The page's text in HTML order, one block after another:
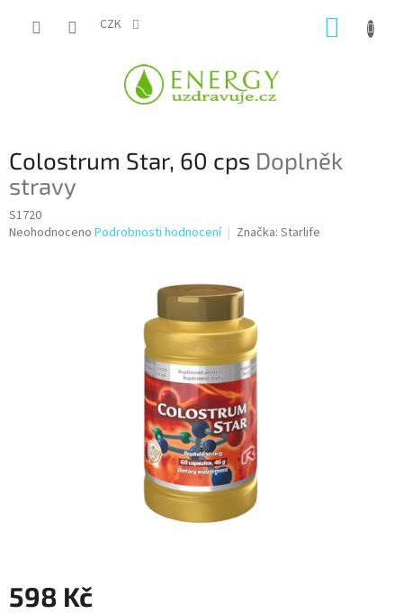
CZK
Colostrum Star, 60 cps Doplněk
stravy
S1720
Průměrné
Neohodnoceno Podrobnosti hodnocení Značka: Starlife
598 Kč